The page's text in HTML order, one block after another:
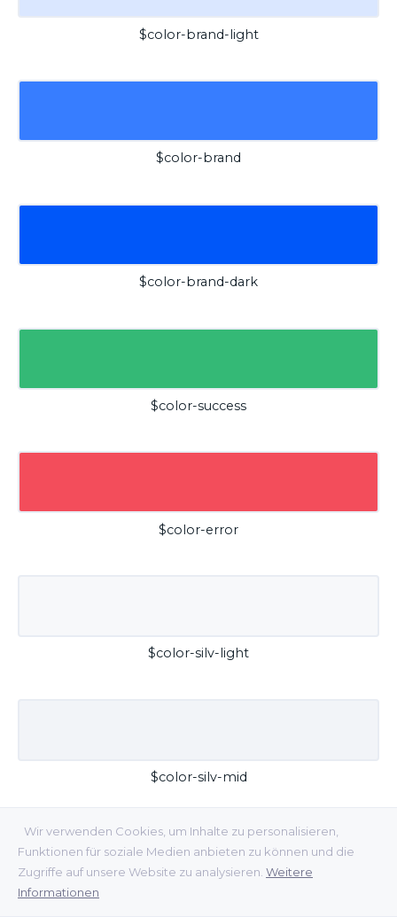
Wir verwenden Cookies, um Inhalte zu personalisieren,
Funktionen für soziale Medien anbieten zu können und die
Zugriffe auf unsere Website zu analysieren. Weitere
Informationen
$color-brand-light
$color-brand
$color-brand-dark
$color-success
$color-error
$color-silv-light
$color-silv-mid